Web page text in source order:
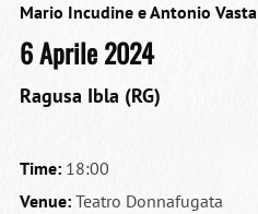
Mario Incudine e Antonio Vasta
6 Aprile 2024
Ragusa Ibla (RG)
Time:18:00
Venue:Teatro Donnafugata